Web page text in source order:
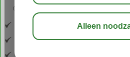
03:30
Inclusief vlucht en huurauto
Gelegen in sfeervol Analipsi